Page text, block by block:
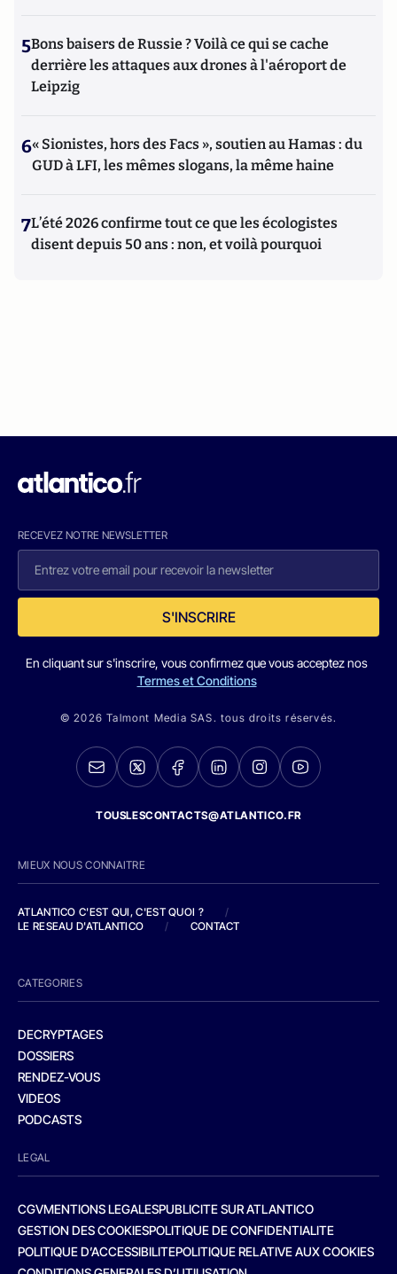
5Bons baisers de Russie ? Voilà ce qui se cache
derrière les attaques aux drones à l'aéroport de
Leipzig
6« Sionistes, hors des Facs », soutien au Hamas : du
GUD à LFI, les mêmes slogans, la même haine
7L’été 2026 confirme tout ce que les écologistes
disent depuis 50 ans : non, et voilà pourquoi
RECEVEZ NOTRE NEWSLETTER
S'INSCRIRE
En cliquant sur s'inscrire, vous confirmez que vous acceptez nos
Termes et Conditions
© 2026 Talmont Media SAS. tous droits réservés.
TOUSLESCONTACTS@ATLANTICO.FR
MIEUX NOUS CONNAITRE
ATLANTICO C'EST QUI, C'EST QUOI ?
/
LE RESEAU D'ATLANTICO
/ CONTACT
CATEGORIES
DECRYPTAGES
DOSSIERS
RENDEZ-VOUS
VIDEOS
PODCASTS
LEGAL
CGVMENTIONS LEGALESPUBLICITE SUR ATLANTICO
GESTION DES COOKIESPOLITIQUE DE CONFIDENTIALITE
POLITIQUE D’ACCESSIBILITEPOLITIQUE RELATIVE AUX COOKIES